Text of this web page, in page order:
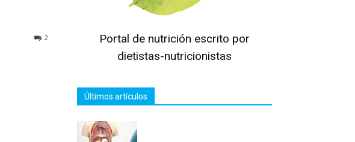
2
Portal de nutrición escrito por
dietistas-nutricionistas
Últimos artículos